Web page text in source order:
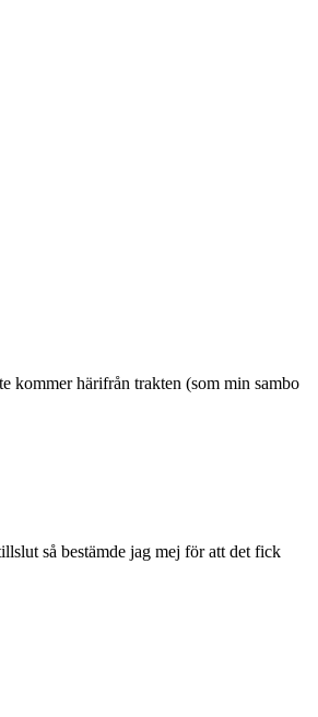
kommer härifrån trakten (som min sambo
så bestämde jag mej för att det fick